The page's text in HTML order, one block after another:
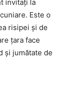
invitați la
Este o
risipei și de
țara face
și jumătate de